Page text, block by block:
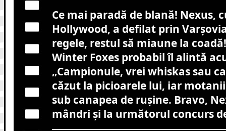
Ce mai paradă de blană! Nexus,
Hollywood, a defilat prin
regele, restul să miaune la
Winter Foxes probabil îl alintă
„Campionule, vrei whiskas sau
căzut la picioarele lui, iar
sub canapea de rușine. Bravo,
mândri și la următorul concurs